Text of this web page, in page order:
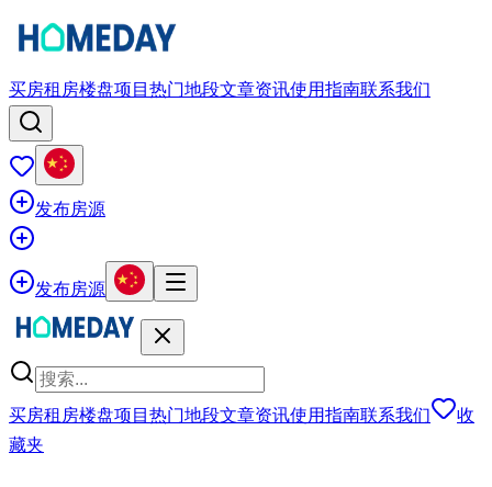
买房租房楼盘项目热门地段文章资讯使用指南联系我们
发布房源
发布房源
买房租房楼盘项目热门地段文章资讯使用指南联系我们
收
藏夹